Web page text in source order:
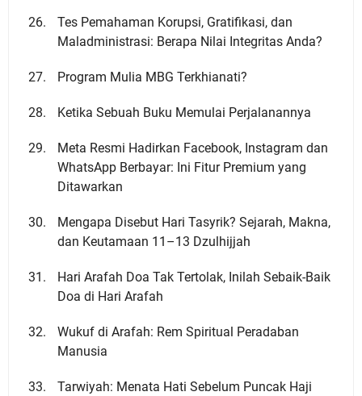
Tes Pemahaman Korupsi, Gratifikasi, dan
Maladministrasi: Berapa Nilai Integritas Anda?
Program Mulia MBG Terkhianati?
Ketika Sebuah Buku Memulai Perjalanannya
Meta Resmi Hadirkan Facebook, Instagram dan
WhatsApp Berbayar: Ini Fitur Premium yang
Ditawarkan
Mengapa Disebut Hari Tasyrik? Sejarah, Makna,
dan Keutamaan 11–13 Dzulhijjah
Hari Arafah Doa Tak Tertolak, Inilah Sebaik-Baik
Doa di Hari Arafah
Wukuf di Arafah: Rem Spiritual Peradaban
Manusia
Tarwiyah: Menata Hati Sebelum Puncak Haji